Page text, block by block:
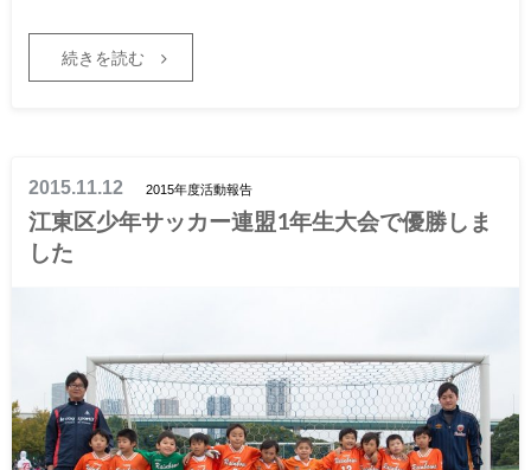
続きを読む
2015.11.12 2015年度活動報告
江東区少年サッカー連盟1年生大会で優勝しま
した